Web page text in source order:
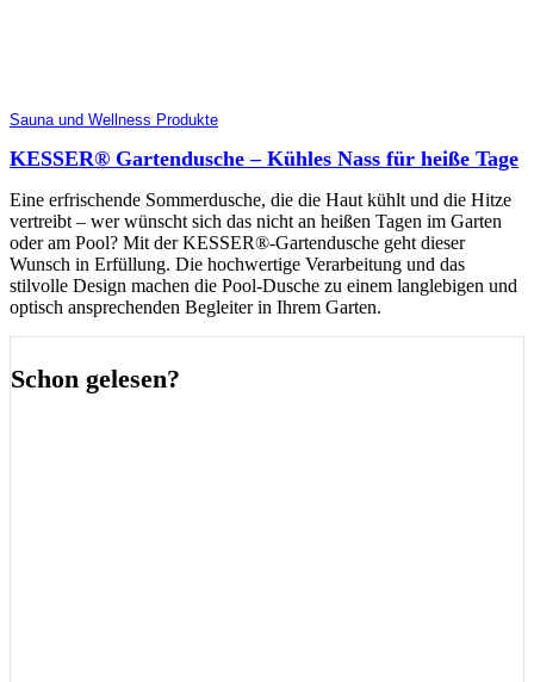
Sauna und Wellness Produkte
KESSER® Gartendusche – Kühles Nass für heiße Tage
Eine erfrischende Sommerdusche, die die Haut kühlt und die Hitze
vertreibt – wer wünscht sich das nicht an heißen Tagen im Garten
oder am Pool? Mit der KESSER®-Gartendusche geht dieser
Wunsch in Erfüllung. Die hochwertige Verarbeitung und das
stilvolle Design machen die Pool-Dusche zu einem langlebigen und
optisch ansprechenden Begleiter in Ihrem Garten.
Schon gelesen?